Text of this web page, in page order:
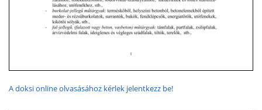
A doksi online olvasásához kérlek jelentkezz be!